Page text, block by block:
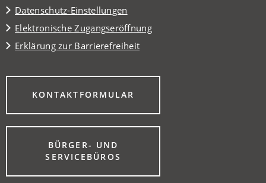
Datenschutz-Einstellungen
Elektronische Zugangseröffnung
Erklärung zur Barrierefreiheit
KONTAKTFORMULAR
(ÖFFNET
EINEM
NEUEN
BÜRGER- UND
SERVICEBÜROS
(ÖFFNET
EINEM